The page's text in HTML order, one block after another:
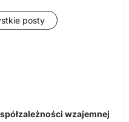
posty
wzajemnej